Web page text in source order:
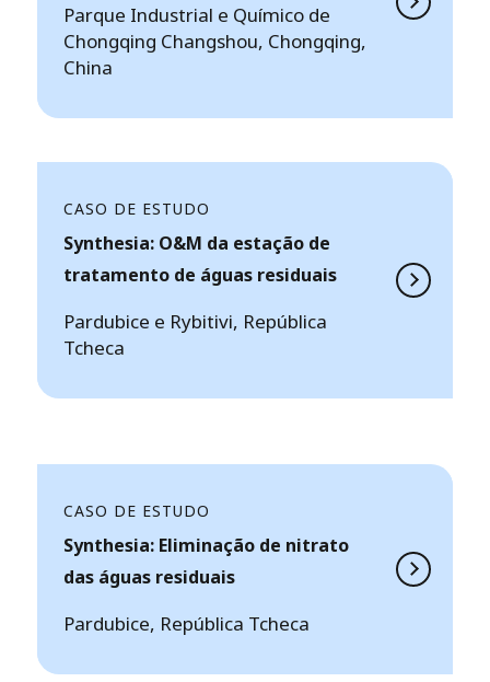
Parque Industrial e Químico de
Chongqing Changshou, Chongqing,
China
CASO DE ESTUDO
Synthesia: O&M da estação de
tratamento de águas residuais
Pardubice e Rybitivi, República
Tcheca
CASO DE ESTUDO
Synthesia: Eliminação de nitrato
das águas residuais
Pardubice, República Tcheca